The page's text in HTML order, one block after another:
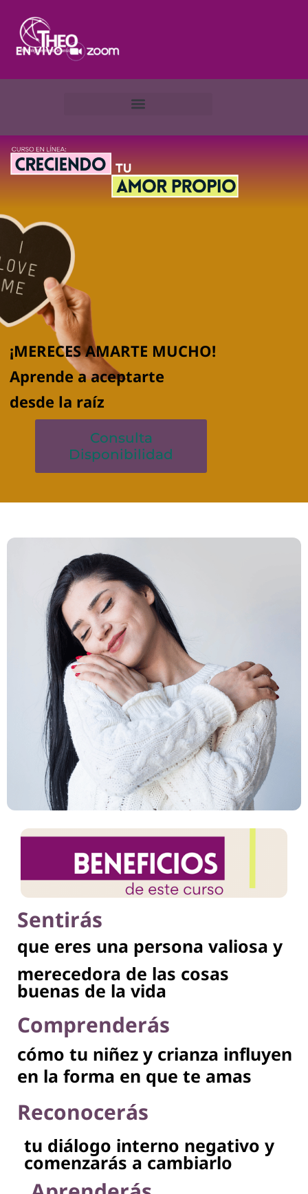
¡MERECES AMARTE MUCHO!
Aprende a aceptarte
desde la raíz
Consulta
Disponibilidad
Sentirás
que eres una persona valiosa y
merecedora de las cosas
buenas de la vida
Comprenderás
cómo tu niñez y crianza influyen
en la forma en que te amas
Reconocerás
tu diálogo interno negativo y
comenzarás a cambiarlo